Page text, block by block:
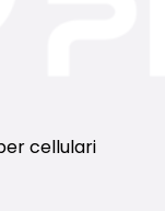
cellulari